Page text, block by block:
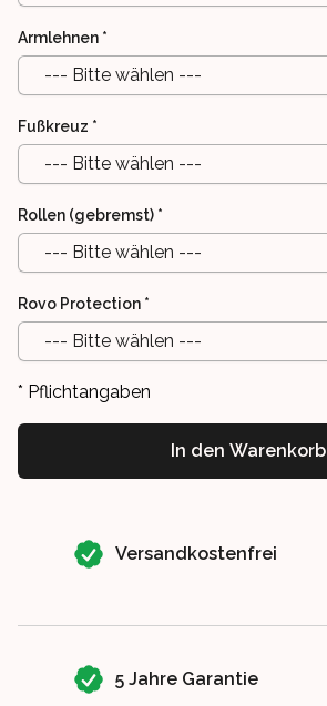
Armlehnen *
--- Bitte wählen ---
Fußkreuz *
--- Bitte wählen ---
Rollen (gebremst) *
--- Bitte wählen ---
Rovo Protection *
--- Bitte wählen ---
* Pflichtangaben
In den Warenkorb
Versandkostenfrei
5 Jahre Garantie